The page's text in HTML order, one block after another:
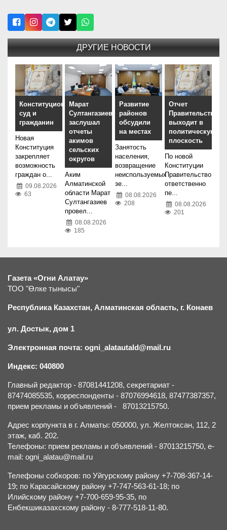
ДРУГИЕ НОВОСТИ
Конституционный
суд и
гражданин
Новая
Конституция
закрепляет
возможность
граждан о...
09.08.2026
63
Марат
Султангазиев
заслушал
отчеты
акимов
сельских
округов
Аким
Алматинской
области Марат
Султангазиев
провел...
08.08.2026
185
Развитие
районов
обсудили
на местах
Занятость
населения,
возвращение
неиспользуемых
зе...
08.08.2026
208
Отчет
Правительства
выходит в
политическую
плоскость
По новой
Конституции
Правительство
ответственно
пе...
08.08.2026
201
Газета «Огни Алатау»
ТОО "Өлке тынысы"
Республика Казахстан, Алматинская область, г. Конаев
ул. Достык, дом 1
Электронная почта: ogni_alatautald@mail.ru
Индекс: 040800
Главный редактор - 87081441208, секретариат -
87474085535, корреспонденты - 87076994618, 87477387357,
прием рекламы и объявлений - 87013215750.
Адрес корпункта в г. Алматы: 050000, ул. Желтоксан, 112, 2
этаж, каб. 202.
Телефоны: прием рекламы и объявлений - 87013215750, e-
mail: ogni_alatau@mail.ru
Телефоны собкоров: по Уйгурскому району +7-708-367-14-
19; по Карасайскому району +7-747-563-61-18; по
Илийскому району +7-700-659-95-35, по
Енбекшиказахскому району - 8-777-518-11-80.